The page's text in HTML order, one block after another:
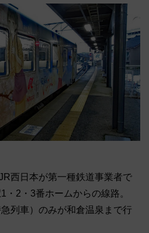
西日本が第一種鉄道事業者で
2・3番ホームからの線路。
列車）のみが和倉温泉まで行